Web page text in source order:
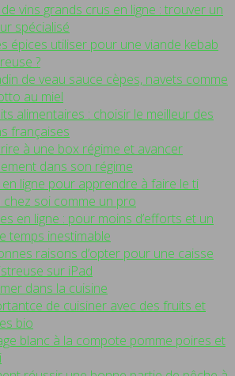
vins grands crus en ligne : trouver un
spécialisé
épices utiliser pour une viande kebab
?
de veau sauce cèpes, navets comme
au miel
alimentaires : choisir le meilleur des
françaises
à une box régime et avancer
dans son régime
en ligne pour apprendre à faire le ti
chez soi comme un pro
en ligne : pour moins d’efforts et un
temps inestimable
raisons d’opter pour une caisse
sur iPad
dans la cuisine
de cuisiner avec des fruits et
bio
blanc à la compote pomme poires et